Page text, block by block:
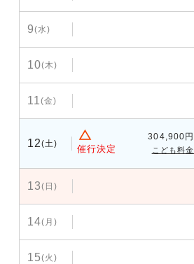
9(水)
10(木)
11(金)
12(土) 催行決定
304,900円
こども料金
13(日)
14(月)
15(火)